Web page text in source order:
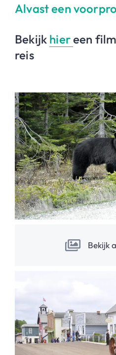
Alvast een
Bekijk hiereen
reis
Bekijk